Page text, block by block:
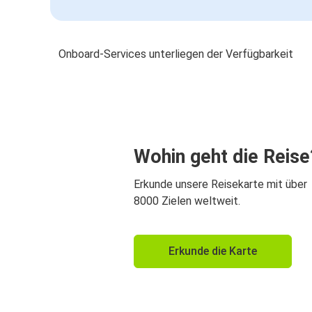
Onboard-Services unterliegen der Verfügbarkeit
Wohin geht die
Erkunde unsere Reisekarte mit über
8000 Zielen weltweit.
Erkunde die Karte